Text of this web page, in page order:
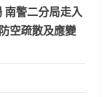
南警二分局走入
空疏散及應變